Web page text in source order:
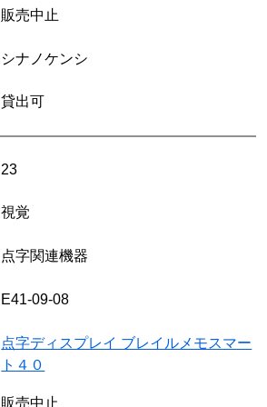
販売中止
シナノケンシ
貸出可
23
視覚
点字関連機器
E41-09-08
点字ディスプレイ ブレイルメモスマー
ト４０
販売中止